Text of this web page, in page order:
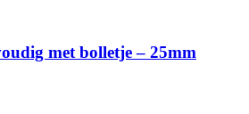
met bolletje – 25mm